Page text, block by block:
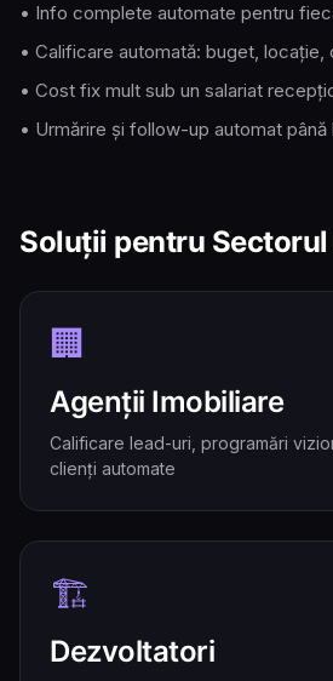
• Info complete automate pentru
• Calificare automată: buget, locație,
• Cost fix mult sub un salariat
• Urmărire și follow-up automat până
Soluții pentru
🏢
Agenții Imobiliare
Calificare lead-uri, programări
clienți automate
🏗️
Dezvoltatori